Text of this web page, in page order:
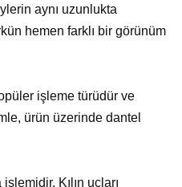
aynı uzunlukta
hemen farklı bir görünüm
işleme türüdür ve
ürün üzerinde dantel
Kılın uçları